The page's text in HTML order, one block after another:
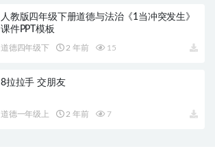
人教版四年级下册道德与法治《1当冲突发生》
课件PPT模板
道德四年级下 2 年前 15
8拉拉手 交朋友
道德一年级上 2 年前 7